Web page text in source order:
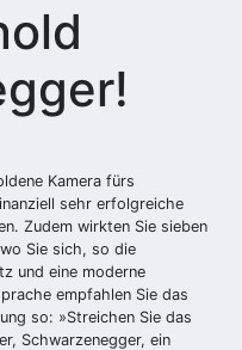
Kamera fürs
sehr erfolgreiche
Zudem wirkten Sie sieben
Sie sich, so die
und eine moderne
empfahlen Sie das
so: »Streichen Sie das
Schwarzenegger, ein